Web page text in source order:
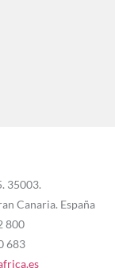
35003.
Canaria. España
800
683